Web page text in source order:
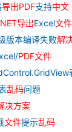
导出PDF支持中文
NET导出Excel文件
版本编译失败解
PDF文件
乱码问题
决方案
文件提示乱码